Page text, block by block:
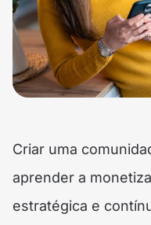
Criar uma
aprender a
estratégica e